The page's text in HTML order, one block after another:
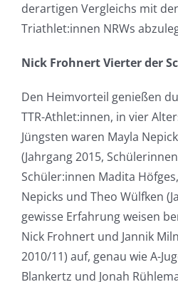
derartigen Vergleichs mit
Triathlet:innen NRWs
Nick Frohnert Vierter der
Den Heimvorteil genießen
TTR-Athlet:innen, in vier
Jüngsten waren Mayla
(Jahrgang 2015,
Schüler:innen Madita
Nepicks und Theo Wülfken
gewisse Erfahrung weisen
Nick Frohnert und Jannik
2010/11) auf, genau wie A-
Blankertz und Jonah